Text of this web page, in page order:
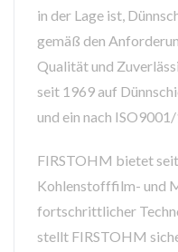
in der Lage ist,
gemäß den
Qualität und
seit 1969 auf
und ein nach
FIRSTOHM bietet
Kohlenstofffilm- und
fortschrittlicher
stellt FIRSTOHM